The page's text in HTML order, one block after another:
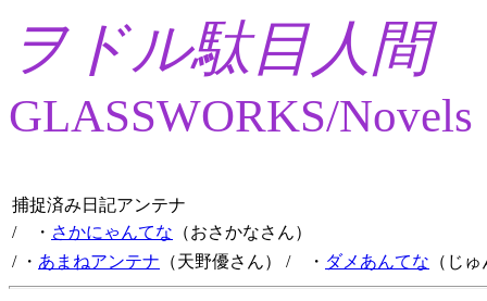
ヲドル駄目人間
GLASSWORKS/Novels
捕捉済み日記アンテナ
/ ・ さかにゃんてな （おさかなさん）
/ ・ あまねアンテナ （天野優さん） / ・ ダメあんてな （じ